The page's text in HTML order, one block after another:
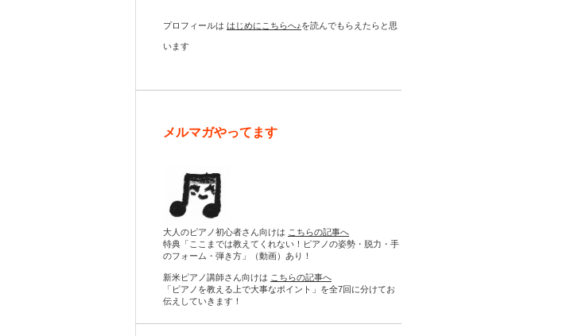
プロフィールは はじめにこちらへ♪を読んでもらえたらと思
います
メルマガやってます
大人のピアノ初心者さん向けは こちらの記事へ
特典「ここまでは教えてくれない！ピアノの姿勢・脱力・手
のフォーム・弾き方」（動画）あり！
新米ピアノ講師さん向けは こちらの記事へ
「ピアノを教える上で大事なポイント」を全7回に分けてお
伝えしていきます！